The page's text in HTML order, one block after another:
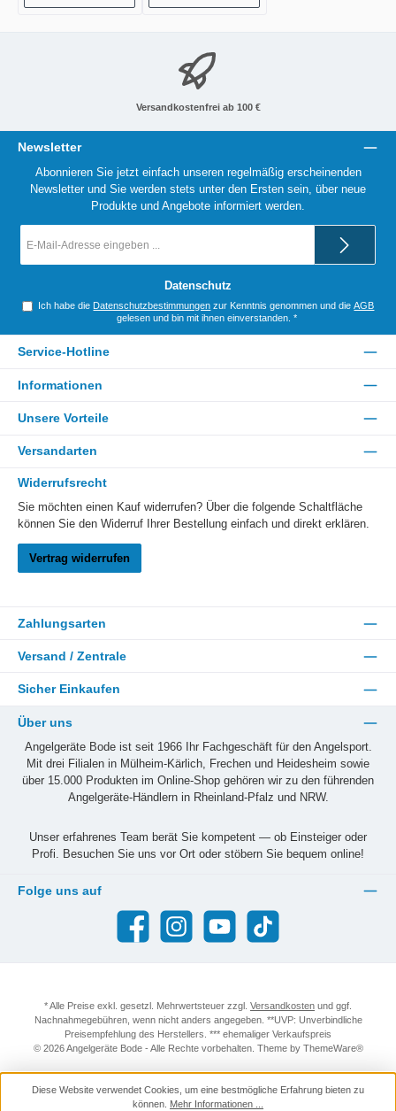
Versandkostenfrei ab 100 €
Newsletter
Abonnieren Sie jetzt einfach unseren regelmäßig erscheinenden
Newsletter und Sie werden stets unter den Ersten sein, über neue
Produkte und Angebote informiert werden.
Mail-
Datenschutz
Ich habe die Datenschutzbestimmungen zur Kenntnis genommen und dieAGB
gelesen und bin mit ihnen einverstanden. *
Service-Hotline
Informationen
Unsere Vorteile
Versandarten
Widerrufsrecht
Sie möchten einen Kauf widerrufen? Über die folgende Schaltfläche
können Sie den Widerruf Ihrer Bestellung einfach und direkt erklären.
Vertrag widerrufen
Zahlungsarten
Versand / Zentrale
Sicher Einkaufen
Über uns
Angelgeräte Bode ist seit 1966 Ihr Fachgeschäft für den Angelsport.
Mit drei Filialen in Mülheim-Kärlich, Frechen und Heidesheim sowie
über 15.000 Produkten im Online-Shop gehören wir zu den führenden
Angelgeräte-Händlern in Rheinland-Pfalz und NRW.
Unser erfahrenes Team berät Sie kompetent — ob Einsteiger oder
Profi. Besuchen Sie uns vor Ort oder stöbern Sie bequem online!
Folge uns auf
Facebook Instagram YouTube TikTok
* Alle Preise exkl. gesetzl. Mehrwertsteuer zzgl. Versandkosten und ggf.
Nachnahmegebühren, wenn nicht anders angegeben. **UVP: Unverbindliche
Preisempfehlung des Herstellers. *** ehemaliger Verkaufspreis
© 2026 Angelgeräte Bode - Alle Rechte vorbehalten. Theme by ThemeWare®
Diese Website verwendet Cookies, um eine bestmögliche Erfahrung bieten zu
können. Mehr Informationen ...